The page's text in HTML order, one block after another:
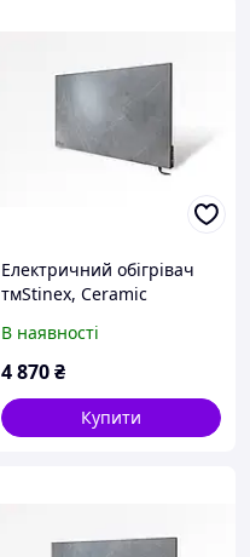
Електричний обігрівач
тмStinex, Ceramic
В наявності
4 870₴
Купити